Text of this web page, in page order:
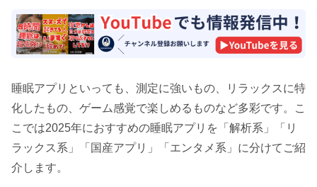
睡眠アプリといっても、測定に強いもの、リラックスに特
化したもの、ゲーム感覚で楽しめるものなど多彩です。こ
こでは2025年におすすめの睡眠アプリを「解析系」「リ
ラックス系」「国産アプリ」「エンタメ系」に分けてご紹
介します。